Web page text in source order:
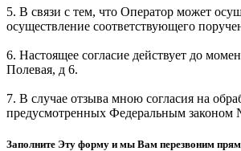
5. В связи с тем, что Оператор может
осуществление соответствующего
6. Настоящее согласие действует до
Полевая, д 6.
7. В случае отзыва мною согласия на
предусмотренных Федеральным
Заполните Эту форму и мы Вам перезвоним